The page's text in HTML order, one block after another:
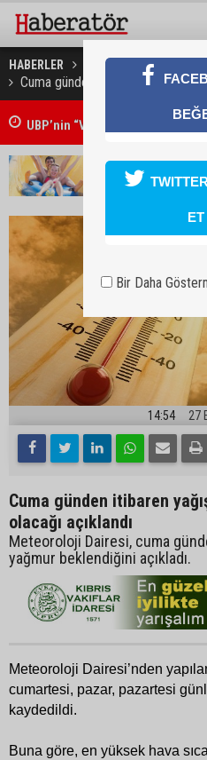
HABERLER GÜNDEM
Cuma günden itibaren yağışlı
UBP’nin “Vizyon ve Proje
14:54 27
Cuma günden itibaren
olacağı açıklandı
Meteoroloji Dairesi, cuma
yağmur beklendiğini açıkladı.
Meteoroloji Dairesi’nden
cumartesi, pazar, pazartesi
kaydedildi.
Buna göre, en yüksek hava
ET
Bir Daha